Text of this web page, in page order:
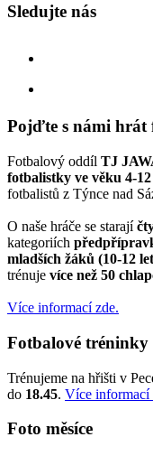
Sledujte nás
Pojďte s námi hrát
Fotbalový oddíl TJ
fotbalistky ve věku 4-
fotbalistů z Týnce nad
O naše hráče se starají
kategoriích
mladších žáků (10-12
trénuje více než 50
Více informací zde.
Fotbalové tréninky
Trénujeme na hřišti v
do 18.45. Více informací
Foto měsíce